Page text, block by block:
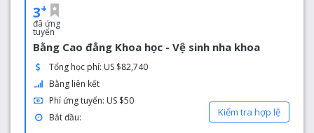
3+
đã ứng
tuyển
Bằng Cao đẳng Khoa học - Vệ sinh nha khoa
Tổng học phí: US $82,740
Bằng liên kết
Phí ứng tuyển: US $50
Bắt đầu:
Kiểm tra hợp lệ